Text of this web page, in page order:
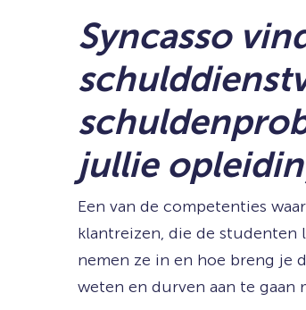
Syncasso
jullie
Een van de competenties
klantreizen, die de studenten
nemen ze in en hoe breng je
weten en durven aan te gaan